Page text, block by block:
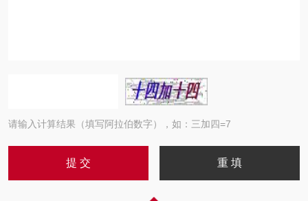
请输入计算结果（填写阿拉伯数字），如：三加四=7